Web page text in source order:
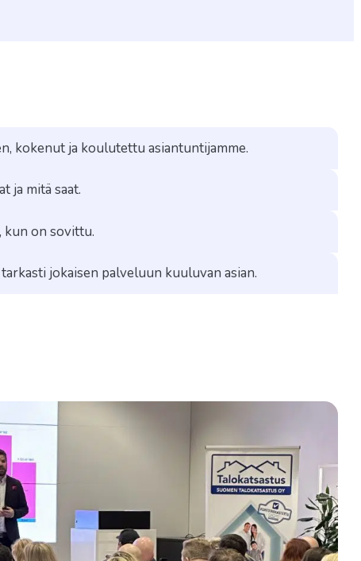
kokenut ja koulutettu asiantuntijamme.
ja mitä saat.
kun on sovittu.
jokaisen palveluun kuuluvan asian.